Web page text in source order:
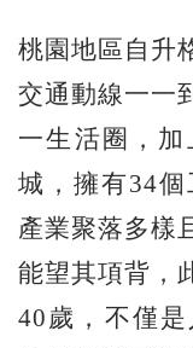
桃園地區自升
交通動線一一
一生活圈，
城，擁有34個
產業聚落多樣
能望其項背，
40歲，不僅